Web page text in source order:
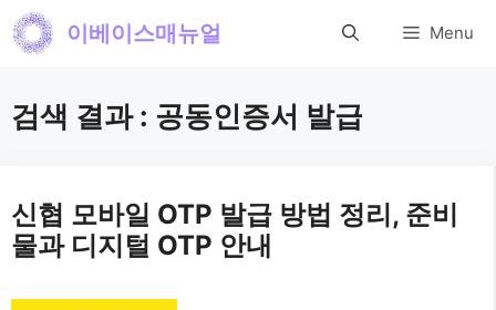
컨
로
너
뛰
이베이스매뉴얼 Menu
검색 결과 : 공동인증서 발급
신협 모바일 OTP 발급 방법 정리, 준비
물과 디지털 OTP 안내